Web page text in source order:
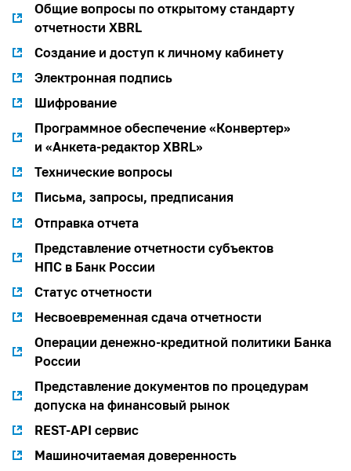
Общие вопросы по открытому стандарту
отчетности XBRL
Создание и доступ к личному кабинету
Электронная подпись
Шифрование
Программное обеспечение «Конвертер»
и «Анкета-редактор XBRL»
Технические вопросы
Письма, запросы, предписания
Отправка отчета
Представление отчетности субъектов
НПС в Банк России
Статус отчетности
Несвоевременная сдача отчетности
Операции денежно-кредитной политики Банка
России
Представление документов по процедурам
допуска на финансовый рынок
REST-API сервис
Машиночитаемая доверенность